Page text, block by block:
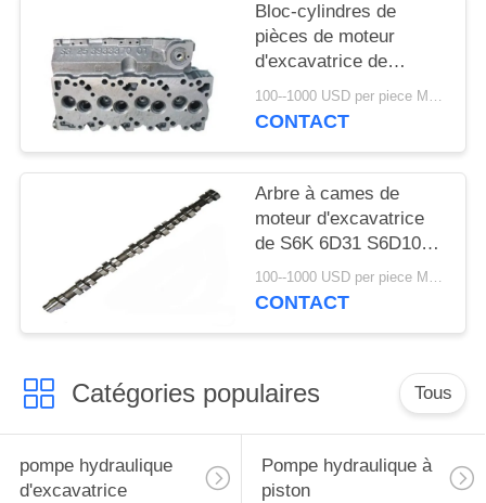
Bloc-cylindres de
pièces de moteur
d'excavatrice de
Cummins 4BT 6BT
6CT K19 QSM11 K38
100--1000 USD per piece MOQ:Une seule pièce
CONTACT
Arbre à cames de
moteur d'excavatrice
de S6K 6D31 S6D105
6D95 6BD1 6BT NH200
NT855
100--1000 USD per piece MOQ:Une seule pièce
CONTACT
Catégories populaires Tous
pompe hydraulique
d'excavatrice
Pompe hydraulique à
piston